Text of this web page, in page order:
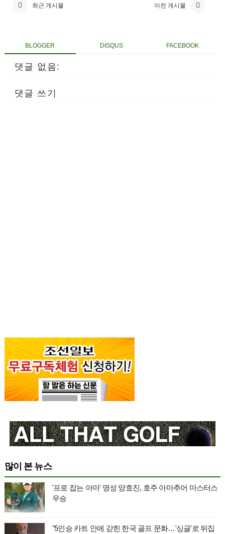
최근 게시물 이전 게시물
BLOGGER DISQUS FACEBOOK
댓글 없음:
댓글 쓰기
많이 본 뉴스
'프로 잡는 아마' 명성 양효진, 호주 아마추어 마스터스
우승
"5인승 카트 안에 갇힌 한국 골프 문화…'싱글'로 뒤집